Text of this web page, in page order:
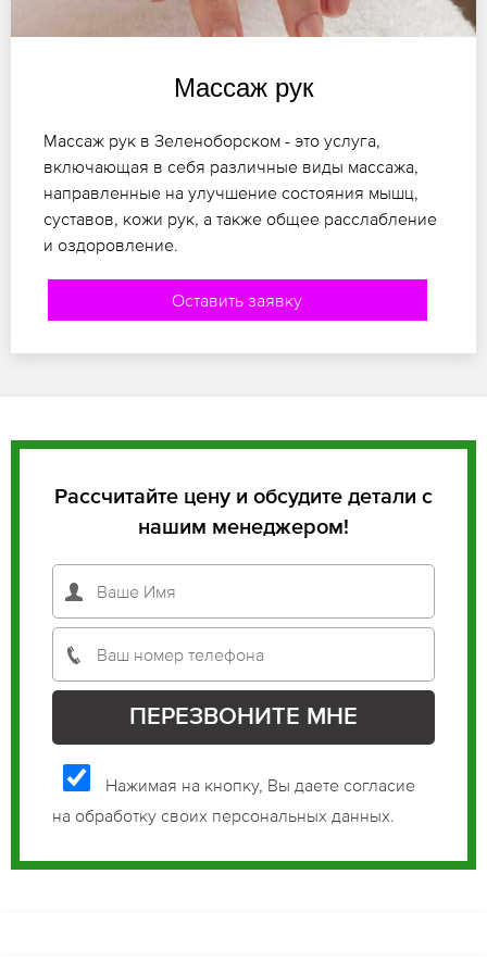
Массаж рук
Массаж рук в Зеленоборском - это услуга,
включающая в себя различные виды массажа,
направленные на улучшение состояния мышц,
суставов, кожи рук, а также общее расслабление
и оздоровление.
Оставить заявку
Рассчитайте цену и обсудите детали с
нашим менеджером!
Нажимая на кнопку, Вы даете согласие
на обработку своих персональных данных.